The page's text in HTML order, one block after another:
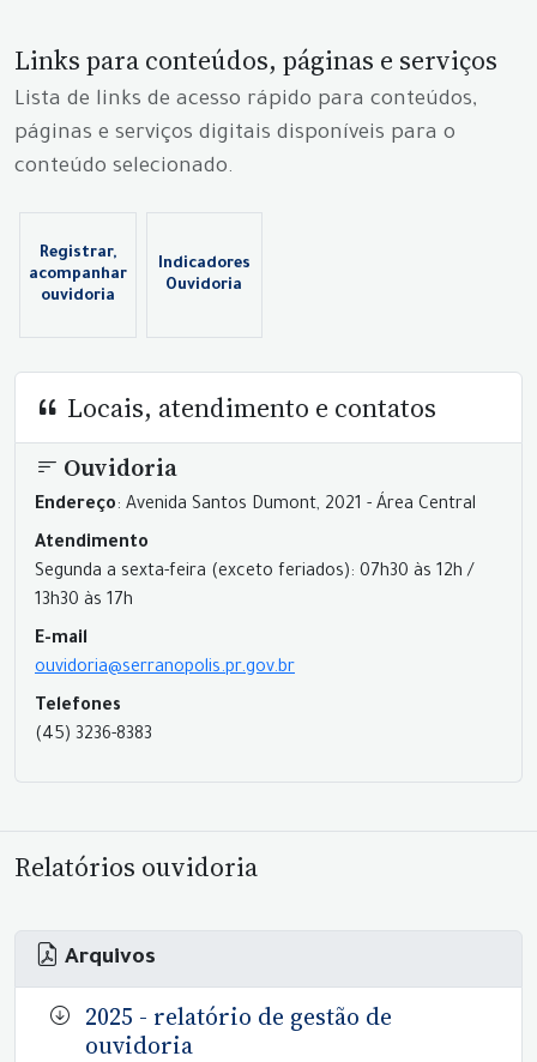
Links para conteúdos, páginas e serviços
Lista de links de acesso rápido para conteúdos,
páginas e serviços digitais disponíveis para o
conteúdo selecionado.
Registrar,
acompanhar
ouvidoria
Indicadores
Ouvidoria
Locais, atendimento e contatos
Ouvidoria
Endereço: Avenida Santos Dumont, 2021 - Área Central
Atendimento
Segunda a sexta-feira (exceto feriados): 07h30 às 12h /
13h30 às 17h
E-mail
ouvidoria@serranopolis.pr.gov.br
Telefones
(45) 3236-8383
Relatórios ouvidoria
Arquivos
2025 - relatório de gestão de
ouvidoria